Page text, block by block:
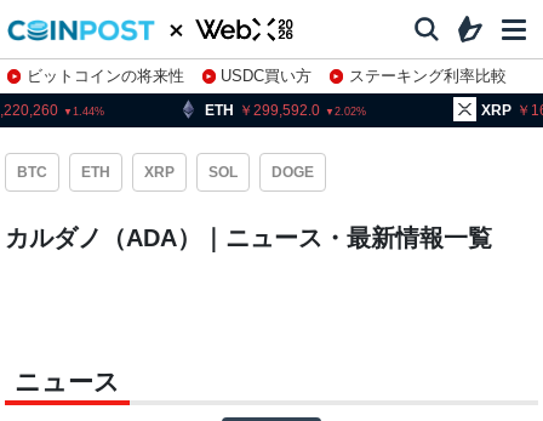
ビットコインの将来性 USDC買い方
ステーキング利率比較
株特集・関連銘柄
1.44 ETH 299,592.0 2.02 XRP
BTC ETH XRP SOL DOGE
カルダノ（ADA）｜ニュース・最新情報一覧
ニュース